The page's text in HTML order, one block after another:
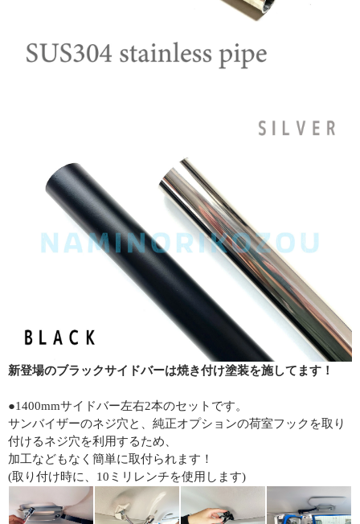
新登場のブラックサイドバーは焼き付け塗装を施してます！
●1400mmサイドバー左右2本のセットです。
サンバイザーのネジ穴と、純正オプションの荷室フックを取り
付けるネジ穴を利用するため、
加工などもなく簡単に取付られます！
(取り付け時に、10ミリレンチを使用します)